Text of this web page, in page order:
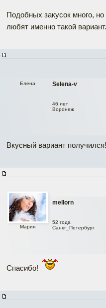
Подобных закусок много,
любят именно такой вариант.
Selena-v
Елена
46 лет
Воронеж
Вкусный вариант получился!
mellorn
Мария
52 года
Санкт_Петербург
Спасибо!